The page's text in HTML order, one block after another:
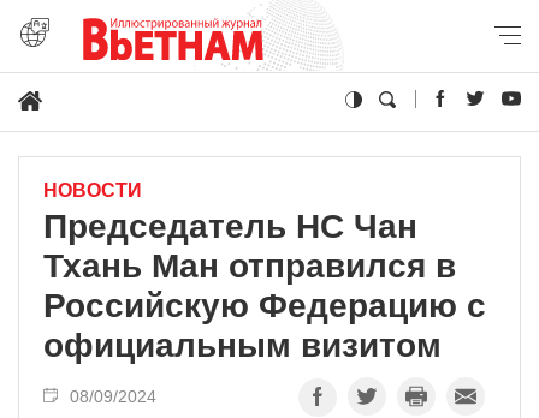
НОВОСТИ
Председатель НС Чан
Тхань Ман отправился в
Российскую Федерацию с
официальным визитом
08/09/2024